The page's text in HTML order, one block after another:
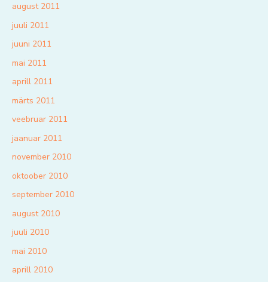
august 2011
juuli 2011
juuni 2011
mai 2011
aprill 2011
märts 2011
veebruar 2011
jaanuar 2011
november 2010
oktoober 2010
september 2010
august 2010
juuli 2010
mai 2010
aprill 2010